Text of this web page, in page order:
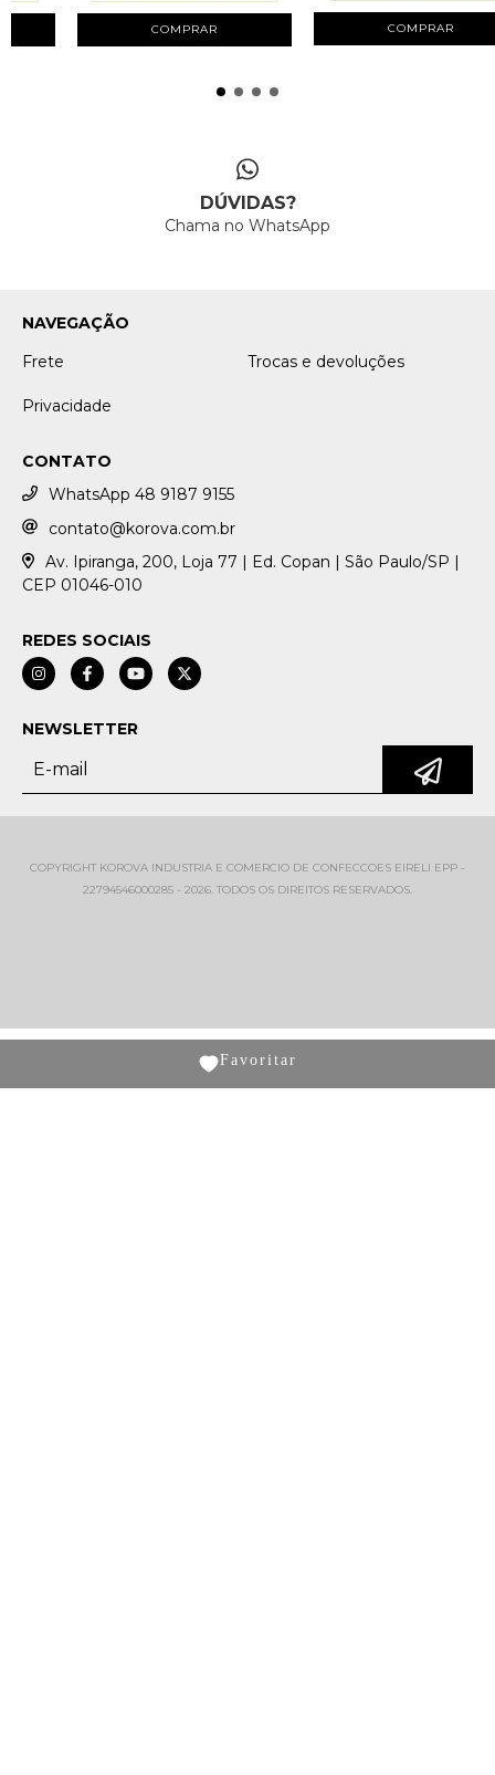
COMPRAR COMPRAR
DÚVIDAS?
Chama no WhatsApp
NAVEGAÇÃO
Frete
Trocas e devoluções
Privacidade
CONTATO
WhatsApp 48 9187 9155
contato@korova.com.br
Av. Ipiranga, 200, Loja 77 | Ed. Copan | São Paulo/SP |
CEP 01046-010
REDES SOCIAIS
NEWSLETTER
COPYRIGHT KOROVA INDUSTRIA E COMERCIO DE CONFECCOES EIRELI EPP -
22794546000285 - 2026. TODOS OS DIREITOS RESERVADOS.